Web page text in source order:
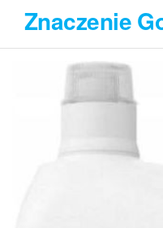
Przejdź
treści
Znaczenie